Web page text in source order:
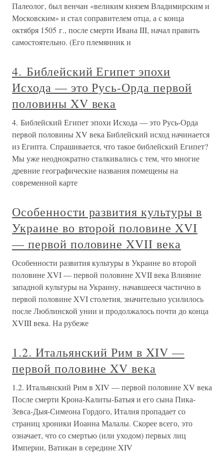
Палеолог, был венчан «великим князем Владимирским и
Московским» и стал соправителем отца, а с конца
октября 1505 г., после смерти Ивана III, начал править
самостоятельно. (Его племянник и
4. Библейский Египет эпохи
Исхода — это Русь-Орда первой
половины XV века
4. Библейский Египет эпохи Исхода — это Русь-Орда
первой половины XV века Библейский исход начинается
из Египта. Спрашивается, что такое библейский Египет?
Мы уже неоднократно сталкивались с тем, что многие
древние географические названия помещены на
современной карте
Особенности развития культуры в
Украине во второй половине XVI
— первой половине XVII века
Особенности развития культуры в Украине во второй
половине XVI — первой половине XVII века Влияние
западной культуры на Украину, начавшееся частично в
первой половине XVI столетия, значительно усилилось
после Люблинской унии и продолжалось почти до конца
XVIII века. На рубеже
1.2. Итальянский Рим в XIV —
первой половине XV века
1.2. Итальянский Рим в XIV — первой половине XV века
После смерти Крона-Калиты-Батыя и его сына Пика-
Зевса-Дыя-Симеона Гордого, Италия пропадает со
страниц хроники Иоанна Малалы. Скорее всего, это
означает, что со смертью (или уходом) первых лиц
Империи, Ватикан в середине XIV